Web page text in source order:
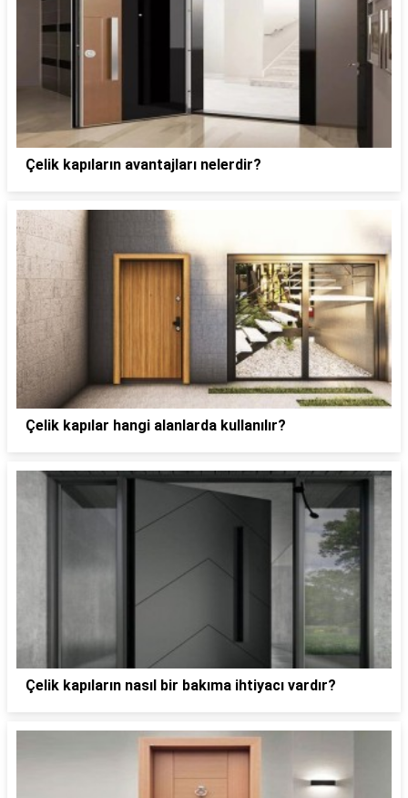
Çelik kapıların avantajları nelerdir?
Çelik kapılar hangi alanlarda kullanılır?
Çelik kapıların nasıl bir bakıma ihtiyacı vardır?